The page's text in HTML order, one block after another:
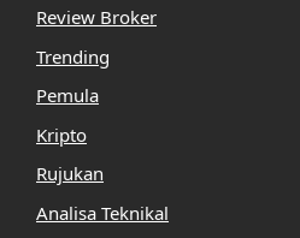
Review Broker
Trending
Pemula
Kripto
Rujukan
Analisa Teknikal